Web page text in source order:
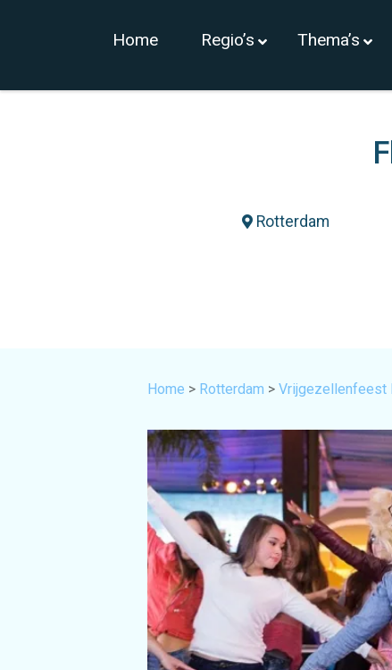
Home Regio’s Thema’s
Rotterdam
Home > Rotterdam > Vrijgezellenfeest